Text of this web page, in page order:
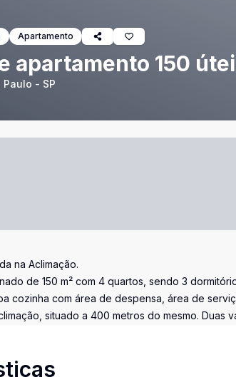
Apartamento
apartamento 150
- SP
na Aclimação.
de 150 m² com 4 quartos, sendo 3
cozinha com área de despensa, área de
situado a 400 metros do mesmo. Duas